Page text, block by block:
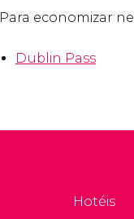
Para economizar
Dublin Pass
Hotéis